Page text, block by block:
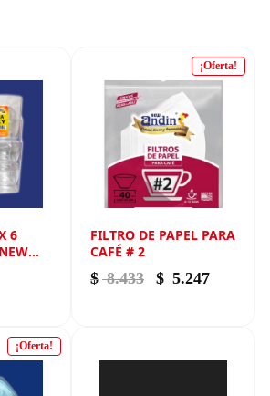
6
¡Oferta!
FILTRO DE PAPEL PARA
CAFÉ # 2
$ 8.433 El precio
$ 5.247El
¡Oferta!